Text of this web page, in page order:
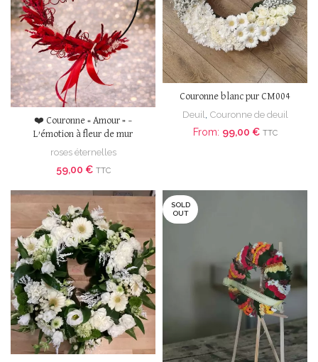
❤️ Couronne « Amour » –
L’émotion à fleur de mur
roses éternelles
59,00 € TTC
Couronne blanc pur CM004
Deuil Couronne de deuil
From: 99,00 € TTC
SOLD
OUT